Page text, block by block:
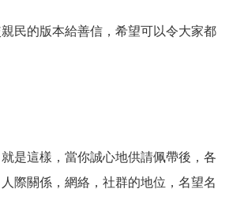
民的版本給善信，希望可以令大家都
是這樣，當你誠心地供請佩帶後，各
際關係，網絡，社群的地位，名望名